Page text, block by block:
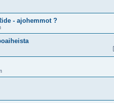
- ajohemmot ?